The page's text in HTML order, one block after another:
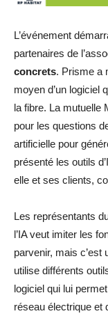
L’événement
partenaires de
concrets. Prisme a
moyen d’un logiciel
la fibre. La mutuelle
pour les questions
artificielle pour
présenté les outils
elle et ses clients,
Les représentants
l’IA veut imiter les
parvenir, mais c’est
utilise différents
logiciel qui lui
réseau électrique et